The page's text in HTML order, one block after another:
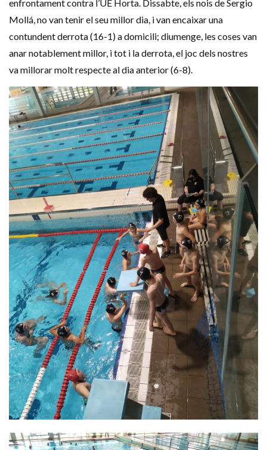
enfrontament contra l’UE Horta. Dissabte, els nois deSergio
Mollá, no van tenir el seu millor dia, i van encaixar una
contundent derrota (16-1) a domicili; diumenge, les coses van
anar notablement millor, i tot i la derrota, el joc dels nostres
va millorar molt respecte al dia anterior (6-8).